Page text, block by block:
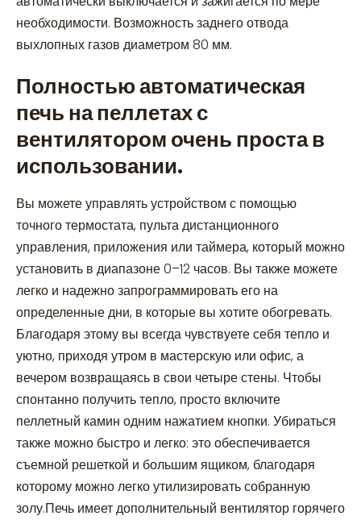
необходимости. Возможность заднего отвода
выхлопных газов диаметром 80 мм.
Полностью автоматическая
печь на пеллетах с
вентилятором очень проста в
использовании.
Вы можете управлять устройством с помощью
точного термостата, пульта дистанционного
управления, приложения или таймера, который можно
установить в диапазоне 0–12 часов. Вы также можете
легко и надежно запрограммировать его на
определенные дни, в которые вы хотите обогревать.
Благодаря этому вы всегда чувствуете себя тепло и
уютно, приходя утром в мастерскую или офис, а
вечером возвращаясь в свои четыре стены. Чтобы
спонтанно получить тепло, просто включите
пеллетный камин одним нажатием кнопки. Убираться
также можно быстро и легко: это обеспечивается
съемной решеткой и большим ящиком, благодаря
которому можно легко утилизировать собранную
золу.Печь имеет дополнительный вентилятор горячего